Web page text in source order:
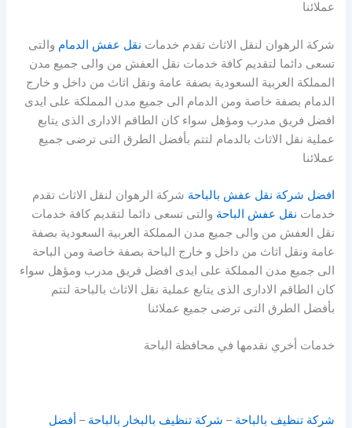
عملائنا
شركة الرهوان لنقل الاثاث تقدم خدمات نقل عفش الدمام والتى
تسعى دائما لتقديم كافة خدمات نقل العفش من والى جميع مدن
المملكة العربية السعودية بصفة عامة ونقل اثاث من داخل و خارج
الدمام بصفة خاصة ومن الدمام الى جميع مدن المملكة على ايدى
افضل فريق مدرب ومؤهل سواء كان الطاقم الادارى الذى يتابع
عملية نقل الاثاث بالدمام لتتم بأفضل الطرق التى ترضى جميع
عملائنا
افضل شركة نقل عفش بالباحة شركة الرهوان لنقل الاثاث تقدم
خدمات نقل عفش الباحة والتى تسعى دائما لتقديم كافة خدمات
نقل العفش من والى جميع مدن المملكة العربية السعودية بصفة
عامة ونقل اثاث من داخل و خارج الباحة بصفة خاصة ومن الباحة
الى جميع مدن المملكة على ايدى افضل فريق مدرب ومؤهل سواء
كان الطاقم الادارى الذى يتابع عملية نقل الاثاث بالباحة لتتم
بأفضل الطرق التى ترضى جميع عملائنا
خدمات أخري نقدمها في محافظة الباحة
شركة تنظيف بالباحة – شركة تنظيف بالبخار بالباحة – أفضل